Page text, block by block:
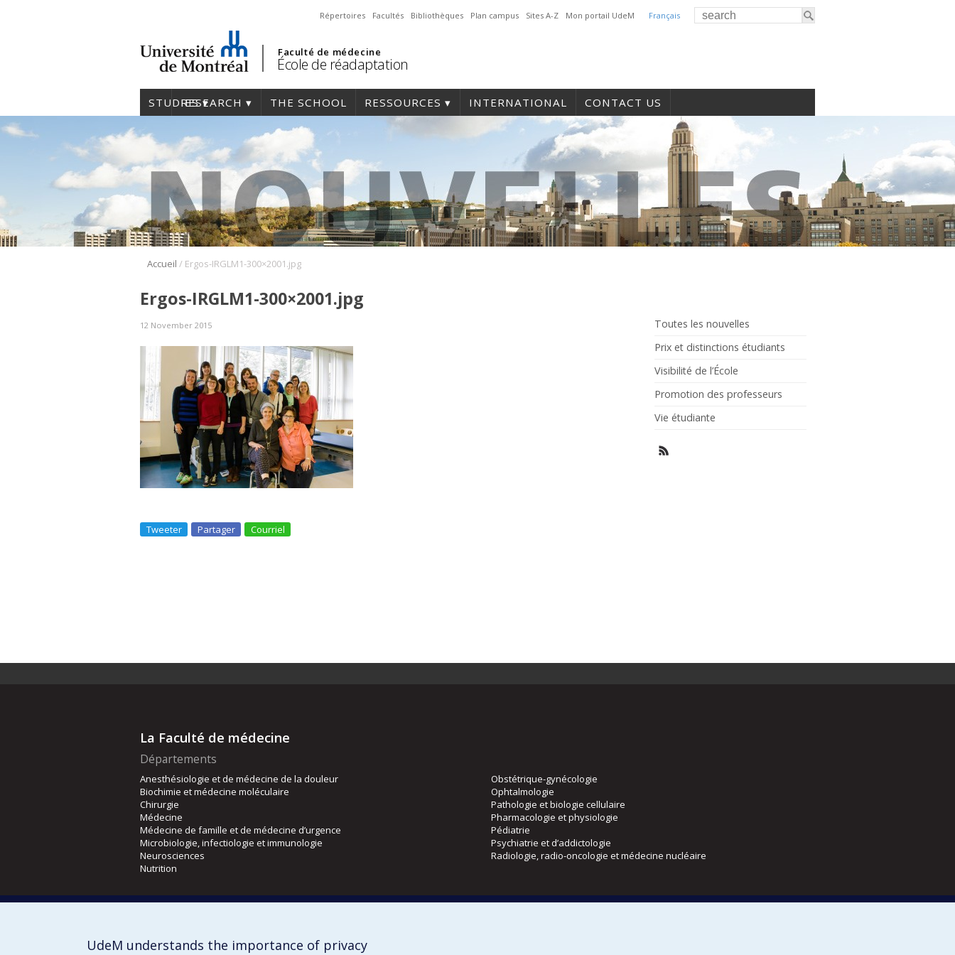
Français
Répertoires Facultés Bibliothèques Plan campus Sites A-Z Mon portail UdeM
Faculté de médecine
École de réadaptation
STUDIESRESEARCH THE SCHOOL RESSOURCES INTERNATIONAL CONTACT US
Accueil / Ergos-IRGLM1-300×2001.jpg
Toutes les nouvelles
Prix et distinctions étudiants
Visibilité de l’École
Promotion des professeurs
Vie étudiante
Ergos-IRGLM1-300×2001.jpg
12 November 2015
Tweeter Partager Courriel
La Faculté de médecine
Départements
Anesthésiologie et de médecine de la douleur
Biochimie et médecine moléculaire
Chirurgie
Médecine
Médecine de famille et de médecine d’urgence
Microbiologie, infectiologie et immunologie
Neurosciences
Nutrition
Obstétrique-gynécologie
Ophtalmologie
Pathologie et biologie cellulaire
Pharmacologie et physiologie
Pédiatrie
Psychiatrie et d’addictologie
Radiologie, radio-oncologie et médecine nucléaire
Écoles
Réadaptation
Directions
UdeM understands the importance of privacy